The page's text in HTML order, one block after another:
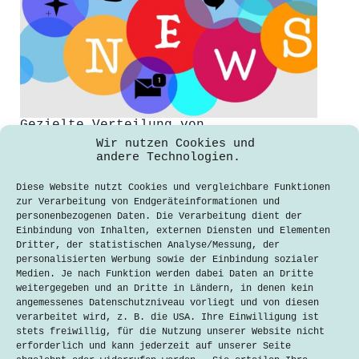
Wir nutzen Cookies und
andere Technologien.
Diese Website nutzt Cookies und vergleichbare Funktionen
zur Verarbeitung von Endgeräteinformationen und
personenbezogenen Daten. Die Verarbeitung dient der
Einbindung von Inhalten, externen Diensten und Elementen
Dritter, der statistischen Analyse/Messung, der
personalisierten Werbung sowie der Einbindung sozialer
Medien. Je nach Funktion werden dabei Daten an Dritte
weitergegeben und an Dritte in Ländern, in denen kein
angemessenes Datenschutzniveau vorliegt und von diesen
verarbeitet wird, z. B. die USA. Ihre Einwilligung ist
stets freiwillig, für die Nutzung unserer Website nicht
erforderlich und kann jederzeit auf unserer Seite
Gezielte Verteilung von
Falschinformationen in Sozialen
Cornelia Rixner
13. Januar 2021
Täglich verbringen Social Media
Nutzer in Deutschland
durchschnittlich 2,5 Stunden in
sozialen Netzwerken, meldet das
Datenportal Statista. Jeder kann sich
kostenlos bei den Plattformen
registrieren, ein Profil anlegen und
darüber Beiträge, Fotos und Videos
veröffentlichen, teilen und sie
kommentieren. Allerdings…